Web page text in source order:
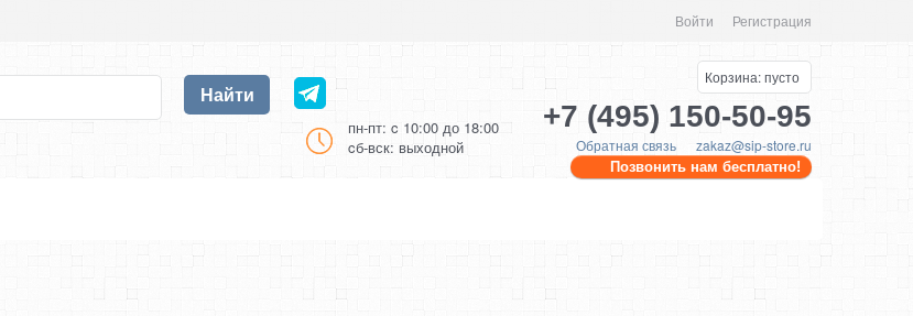
Войти Регистрация
Найти
пн-пт: c 10:00 до 18:00
cб-вск: выходной
Корзина:пусто
+7 (495) 150-50-95
Обратная связь zakaz@sip-store.ru
Позвонить нам бесплатно!